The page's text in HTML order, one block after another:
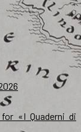
«I Quaderni di